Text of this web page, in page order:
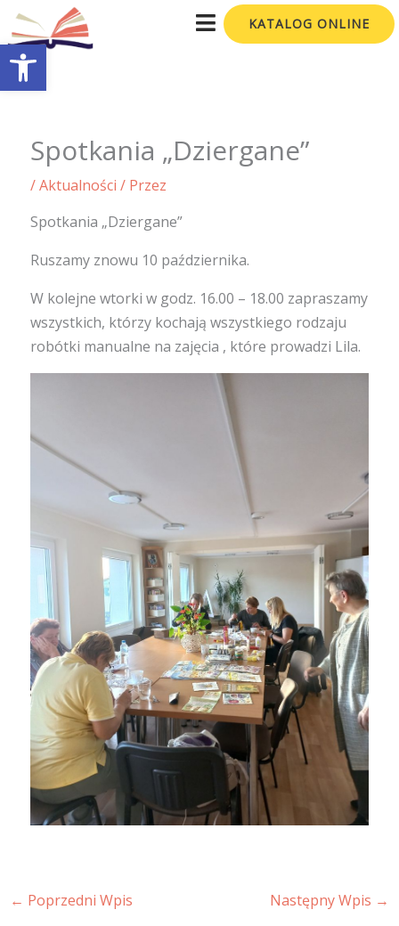
Otwórz pasek narzędzi
Przejdź
do
treści
KATALOG ONLINE
Spotkania „Dziergane”
/Aktualności / Przez
Spotkania „Dziergane”
Ruszamy znowu 10 października.
W kolejne wtorki w godz. 16.00 – 18.00 zapraszamy
wszystkich, którzy kochają wszystkiego rodzaju
robótki manualne na zajęcia , które prowadzi Lila.
← Poprzedni Wpis Następny Wpis →